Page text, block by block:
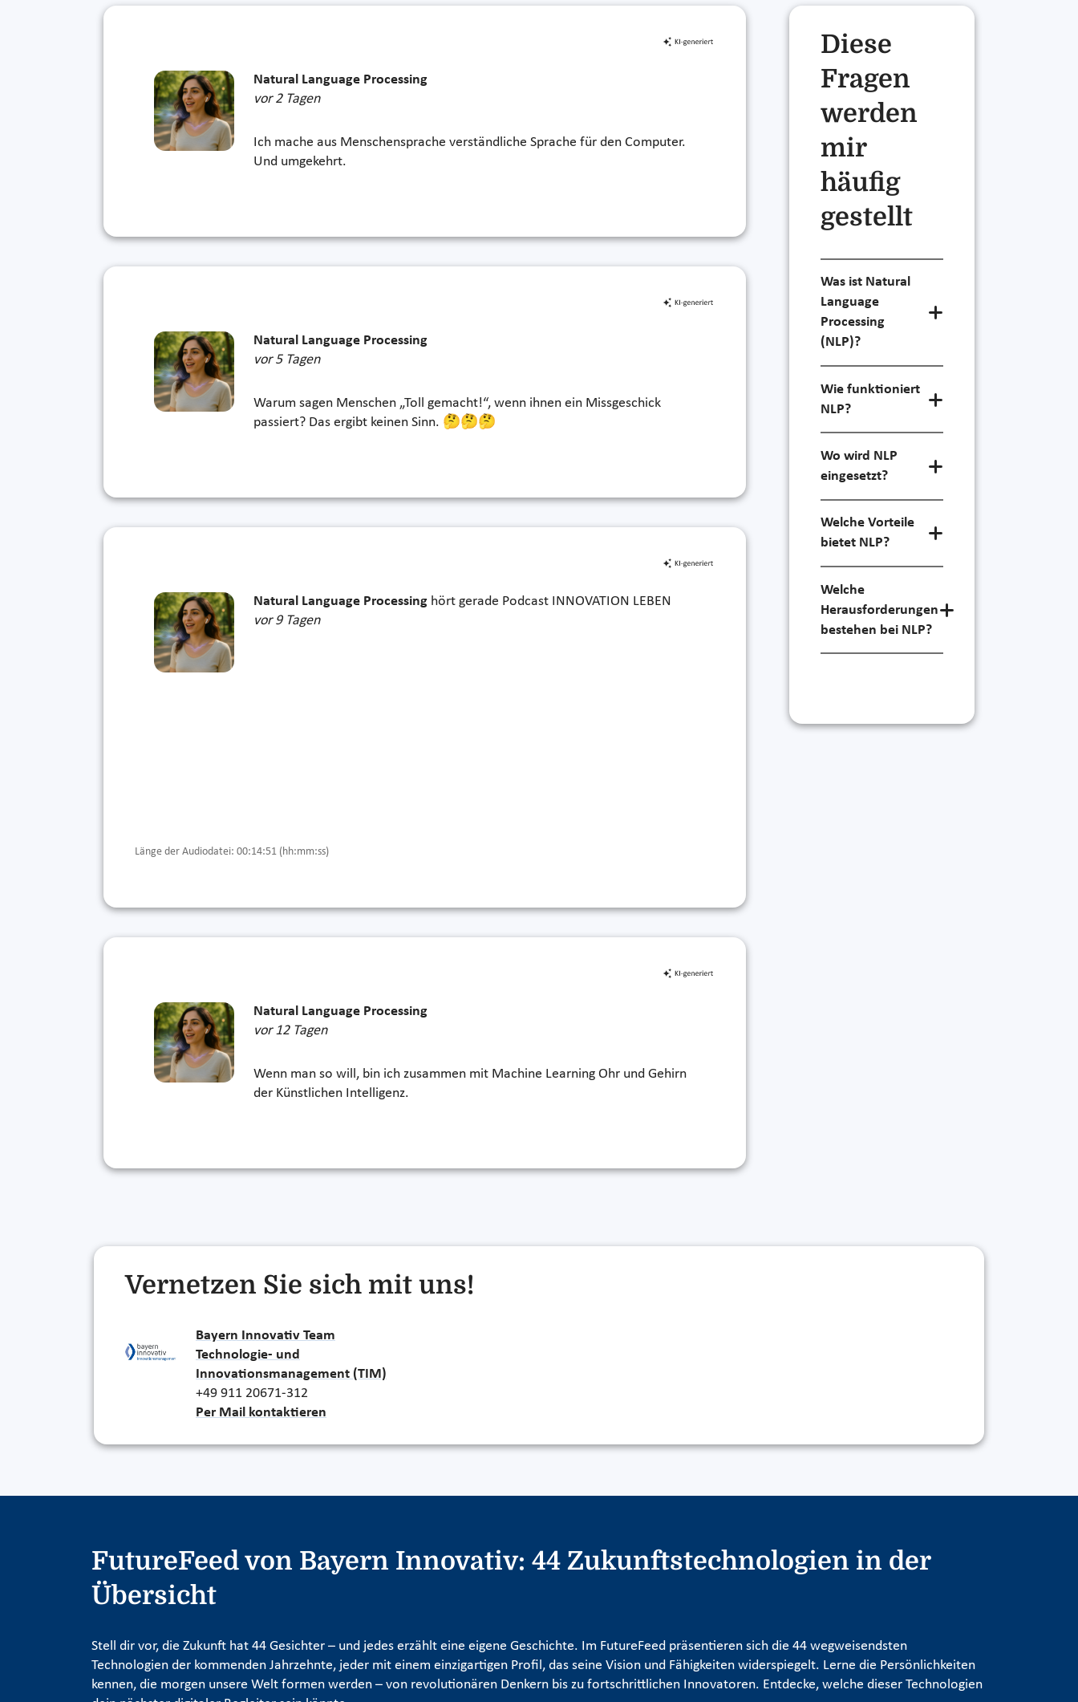
Natural Language Processing
vor 2 Tagen
Ich mache aus Menschensprache verständliche Sprache für den Computer.
Und umgekehrt.
Natural Language Processing
vor 5 Tagen
Warum sagen Menschen „Toll gemacht!“, wenn ihnen ein Missgeschick
passiert? Das ergibt keinen Sinn. 🤔🤔🤔
Natural Language Processing hört gerade Podcast INNOVATION LEBEN
vor 9 Tagen
Länge der Audiodatei: 00:14:51 (hh:mm:ss)
Natural Language Processing
vor 12 Tagen
Wenn man so will, bin ich zusammen mit Machine Learning Ohr und Gehirn
der Künstlichen Intelligenz.
Diese
Fragen
werden
mir
häufig
gestellt
Was ist Natural
Language
Processing
(NLP)?
Wie funktioniert
NLP?
Wo wird NLP
eingesetzt?
Welche Vorteile
bietet NLP?
Welche
Herausforderungen
bestehen bei NLP?
Vernetzen Sie sich mit uns!
Bayern Innovativ Team
Technologie- und
Innovationsmanagement (TIM)
+49 911 20671-312
Per Mail kontaktieren
FutureFeed von Bayern Innovativ: 44 Zukunftstechnologien in der
Übersicht
Stell dir vor, die Zukunft hat 44 Gesichter – und jedes erzählt eine eigene Geschichte. Im FutureFeed präsentieren sich die 44 wegweisendsten
Technologien der kommenden Jahrzehnte, jeder mit einem einzigartigen Profil, das seine Vision und Fähigkeiten widerspiegelt. Lerne die Persönlichkeiten
kennen, die morgen unsere Welt formen werden – von revolutionären Denkern bis zu fortschrittlichen Innovatoren. Entdecke, welche dieser Technologien